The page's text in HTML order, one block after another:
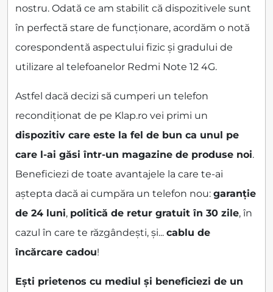
nostru. Odată ce am stabilit că dispozitivele sunt
în perfectă stare de funcționare, acordăm o notă
corespondentă aspectului fizic și gradului de
utilizare al telefoanelor Redmi Note 12 4G.
Astfel dacă decizi să cumperi un telefon
recondiționat de pe Klap.ro vei primi un
dispozitiv care este la fel de bun ca unul pe
care l-ai găsi într-un magazine de produse noi.
Beneficiezi de toate avantajele la care te-ai
aștepta dacă ai cumpăra un telefon nou: garanție
de 24 luni, politică de retur gratuit în 30 zile, în
cazul în care te răzgândești, și... cablu de
încărcare cadou!
Ești prietenos cu mediul și beneficiezi de un